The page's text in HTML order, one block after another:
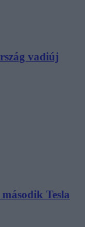
vadiúj
Tesla